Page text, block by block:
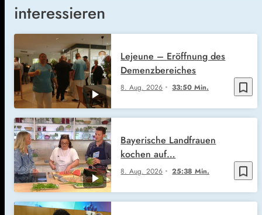
interessieren
bookmark_border
8. Aug. 2026 33:50 Min.
Lejeune – Eröffnung des
Demenzbereiches
bookmark_border
8. Aug. 2026 25:38 Min.
Bayerische Landfrauen
kochen auf…